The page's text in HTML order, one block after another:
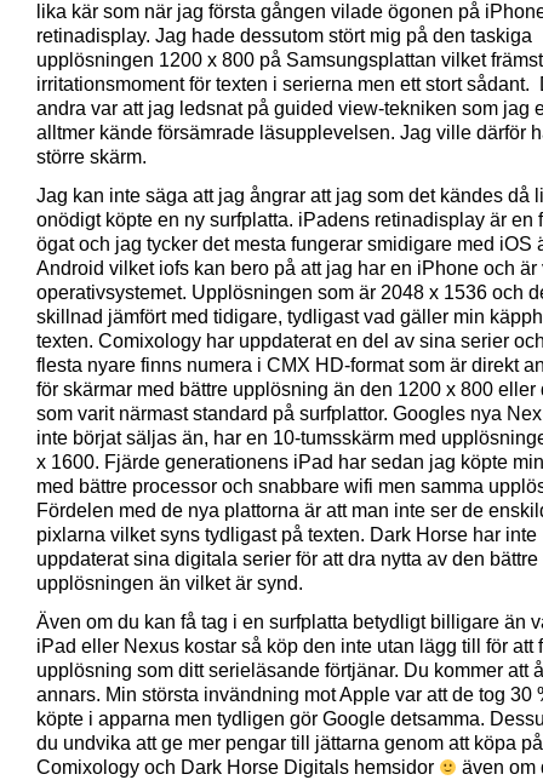
lika kär som när jag första gången vilade ögonen på
retinadisplay. Jag hade dessutom stört mig på den taskiga
upplösningen 1200 x 800 på Samsungsplattan vilket
irritationsmoment för texten i serierna men ett stort sådant.
andra var att jag ledsnat på guided view-tekniken som jag
alltmer kände försämrade läsupplevelsen. Jag ville därför
större skärm.
Jag kan inte säga att jag ångrar att jag som det kändes då
onödigt köpte en ny surfplatta. iPadens retinadisplay är en
ögat och jag tycker det mesta fungerar smidigare med iOS
Android vilket iofs kan bero på att jag har en iPhone och är
operativsystemet. Upplösningen som är 2048 x 1536 och
skillnad jämfört med tidigare, tydligast vad gäller min
texten. Comixology har uppdaterat en del av sina serier
flesta nyare finns numera i CMX HD-format som är direkt
för skärmar med bättre upplösning än den 1200 x 800 eller
som varit närmast standard på surfplattor. Googles nya
inte börjat säljas än, har en 10-tumsskärm med
x 1600. Fjärde generationens iPad har sedan jag köpte
med bättre processor och snabbare wifi men samma
Fördelen med de nya plattorna är att man inte ser de
pixlarna vilket syns tydligast på texten. Dark Horse har inte
uppdaterat sina digitala serier för att dra nytta av den bättre
upplösningen än vilket är synd.
Även om du kan få tag i en surfplatta betydligt billigare än
iPad eller Nexus kostar så köp den inte utan lägg till för att
upplösning som ditt serieläsande förtjänar. Du kommer att
annars. Min största invändning mot Apple var att de tog 30
köpte i apparna men tydligen gör Google detsamma.
du undvika att ge mer pengar till jättarna genom att köpa på
Comixology och Dark Horse Digitals hemsidor
även om